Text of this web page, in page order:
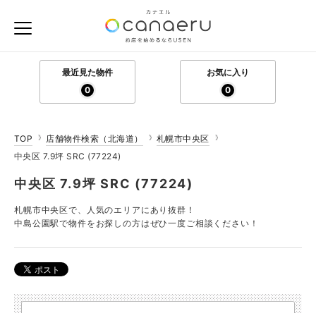
最近見た物件
0
お気に入り
0
TOP 店舗物件検索（北海道）
札幌市中央区
中央区 7.9坪 SRC (77224)
中央区 7.9坪 SRC (77224)
札幌市中央区で、人気のエリアにあり抜群！
中島公園駅で物件をお探しの方はぜひ一度ご相談ください！